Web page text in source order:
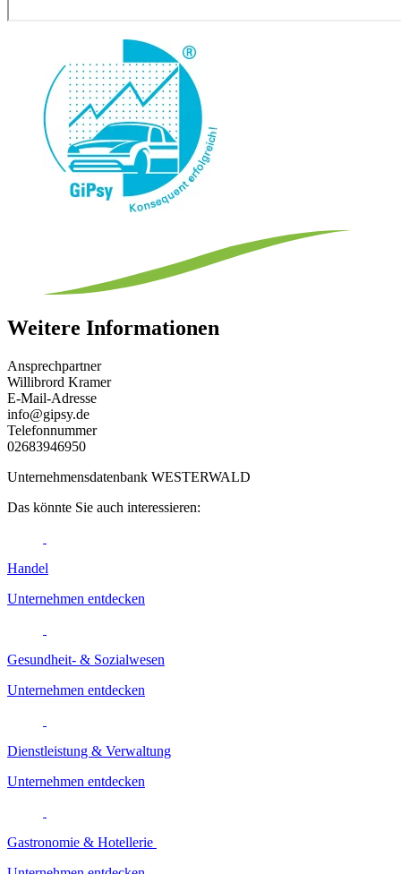
Weitere Informationen
Ansprechpartner
Willibrord Kramer
E-Mail-Adresse
info@gipsy.de
Telefonnummer
02683946950
Unternehmensdatenbank WESTERWALD
Das könnte Sie auch interessieren:
Handel
Unternehmen entdecken
Gesundheit- & Sozialwesen
Unternehmen entdecken
Dienstleistung & Verwaltung
Unternehmen entdecken
Gastronomie & Hotellerie